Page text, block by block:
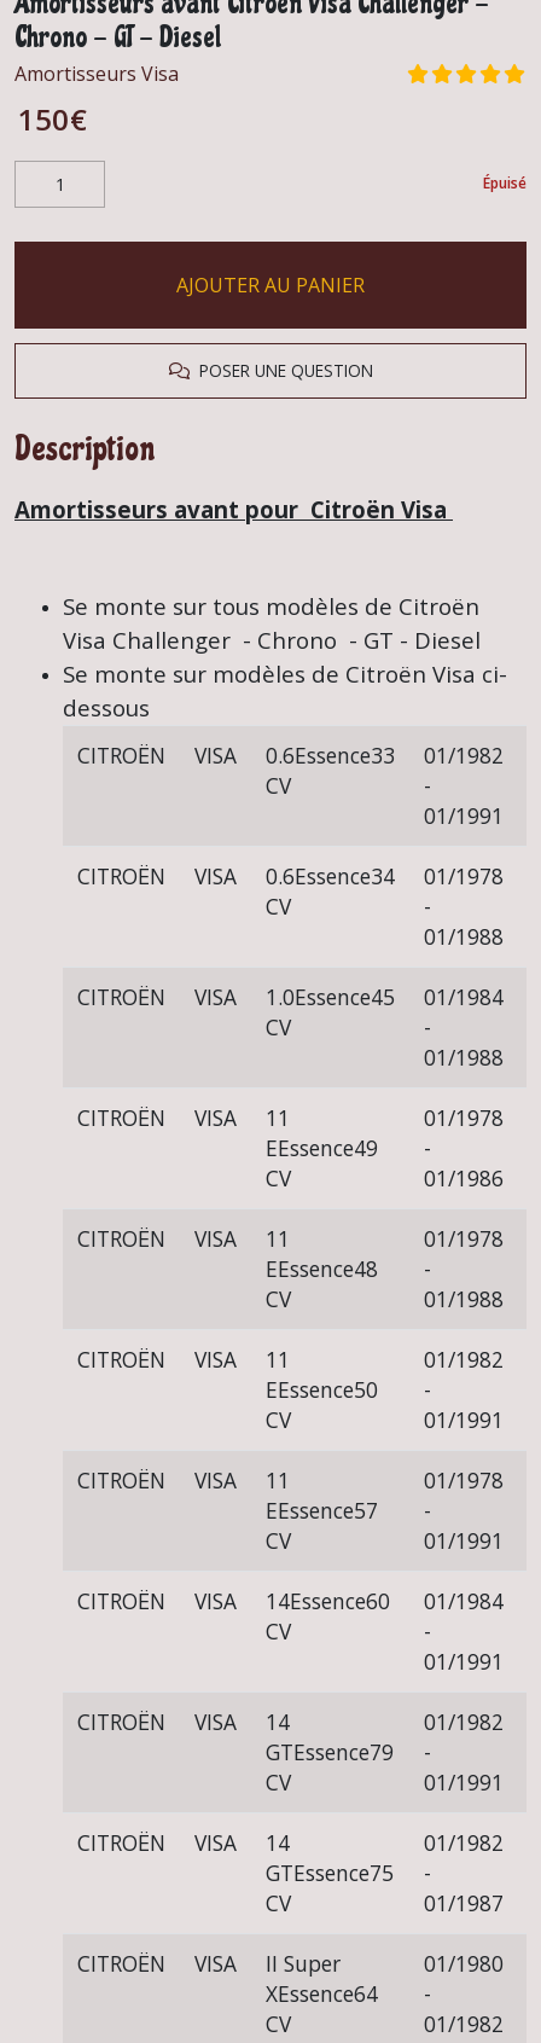
Chrono - GT - Diesel
Amortisseurs Visa
150€
Épuisé
AJOUTER AU PANIER
POSER UNE QUESTION
Description
Amortisseurs avant pour Citroën Visa
Se monte sur tous modèles de Citroën
Visa Challenger - Chrono - GT - Diesel
Se monte sur modèles de Citroën Visa ci-
dessous
CITROËN VISA 0.6Essence33
CV
01/1982
-
01/1991
CITROËN VISA 0.6Essence34
CV
01/1978
-
01/1988
CITROËN VISA 1.0Essence45
CV
01/1984
-
01/1988
CITROËN VISA
11
EEssence49
CV
01/1978
-
01/1986
CITROËN VISA
11
EEssence48
CV
01/1978
-
01/1988
CITROËN VISA
11
EEssence50
CV
01/1982
-
01/1991
CITROËN VISA
11
EEssence57
CV
01/1978
-
01/1991
CITROËN VISA 14Essence60
CV
01/1984
-
01/1991
CITROËN VISA
14
GTEssence79
CV
01/1982
-
01/1991
CITROËN VISA
14
GTEssence75
CV
01/1982
-
01/1987
CITROËN VISA
II Super
XEssence64
CV
01/1980
-
01/1982